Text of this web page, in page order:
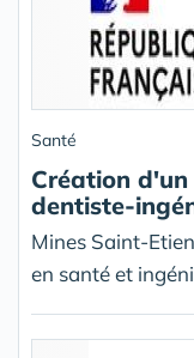
Santé
Création d'un
dentiste-
Mines Saint-
en santé et